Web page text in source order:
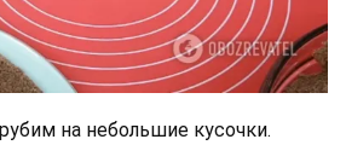
на небольшие кусочки.